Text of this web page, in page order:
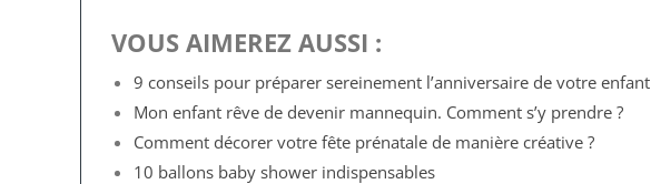
VOUS AIMEREZ AUSSI :
9 conseils pour préparer sereinement l’anniversaire de votre enfant
Mon enfant rêve de devenir mannequin. Comment s’y prendre ?
Comment décorer votre fête prénatale de manière créative ?
10 ballons baby shower indispensables